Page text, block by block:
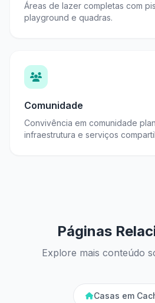
Áreas de lazer completas com
playground e quadras.
Comunidade
Convivência em comunidade
infraestrutura e serviços
Páginas
Explore mais conteúdo
Casas em